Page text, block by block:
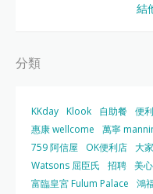
結
分類
KKday Klook 自助餐 便
惠康 wellcome
萬寧
759 阿信屋
OK便利店 大
Watsons 屈臣氏
招聘 美
富臨皇宮 Fulum Palace
鴻